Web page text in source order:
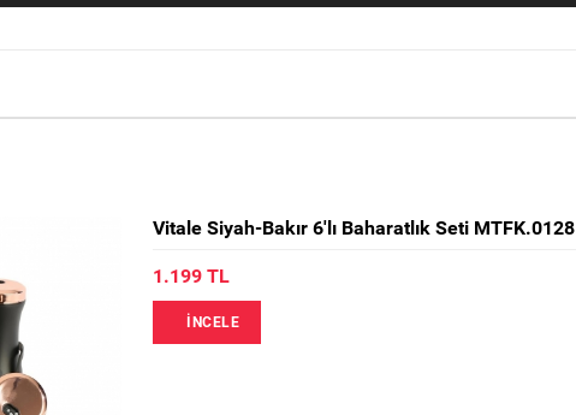
Vitale Siyah-Bakır 6'lı Baharatlık Seti MTFK.0128
1.199 TL
İNCELE